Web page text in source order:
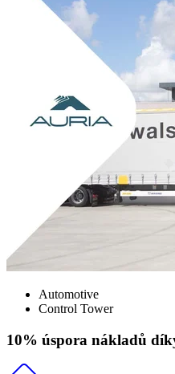
Automotive
Control Tower
10% úspora nákladů